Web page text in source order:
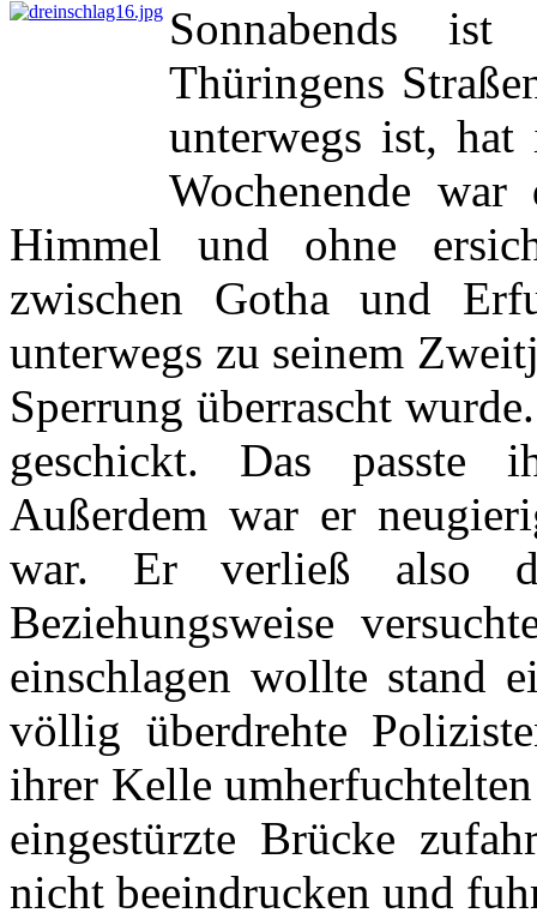
Sonnabends
Thüringens
unterwegs ist,
Wochenende
Himmel und ohne
zwischen Gotha und
unterwegs zu seinem
Sperrung überrascht
geschickt. Das passte
Außerdem war er
war. Er verließ also
Beziehungsweise
einschlagen wollte stand
völlig überdrehte
ihrer Kelle
eingestürzte Brücke
nicht beeindrucken und